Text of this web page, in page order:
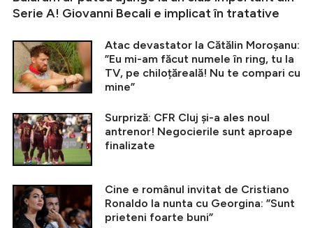
Serie A! Giovanni Becali e implicat în tratative
Atac devastator la Cătălin Moroșanu:
”Eu mi-am făcut numele în ring, tu la
TV, pe chiloțăreală! Nu te compari cu
mine”
Surpriză: CFR Cluj și-a ales noul
antrenor! Negocierile sunt aproape
finalizate
Cine e românul invitat de Cristiano
Ronaldo la nunta cu Georgina: ”Sunt
prieteni foarte buni”